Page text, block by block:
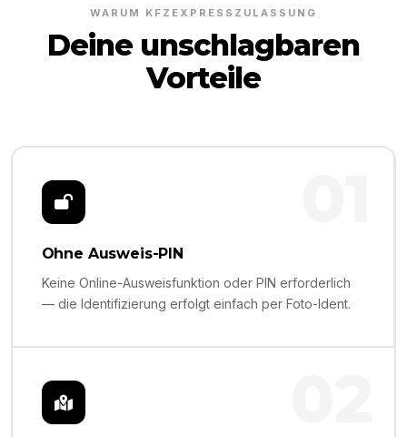
WARUM KFZEXPRESSZULASSUNG
Deine unschlagbaren
Vorteile
Ohne Ausweis-PIN
Keine Online-Ausweisfunktion oder PIN erforderlich
— die Identifizierung erfolgt einfach per Foto-Ident.